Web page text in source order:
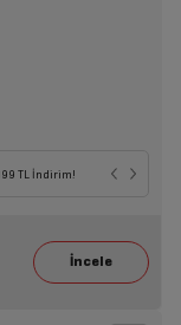
TL İndirim!